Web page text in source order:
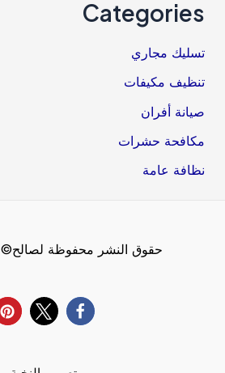
Categories
تسليك مجاري
تنظيف مكيفات
صيانة أفران
مكافحة حشرات
نظافة عامة
حقوق النشر محفوظة لصالح© 2026 القرني